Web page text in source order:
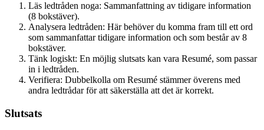
Läs ledtråden noga: Sammanfattning av tidigare information
(8 bokstäver).
Analysera ledtråden: Här behöver du komma fram till ett ord
som sammanfattar tidigare information och som består av 8
bokstäver.
Tänk logiskt: En möjlig slutsats kan vara Resumé, som passar
in i ledtråden.
Verifiera: Dubbelkolla om Resumé stämmer överens med
andra ledtrådar för att säkerställa att det är korrekt.
Slutsats